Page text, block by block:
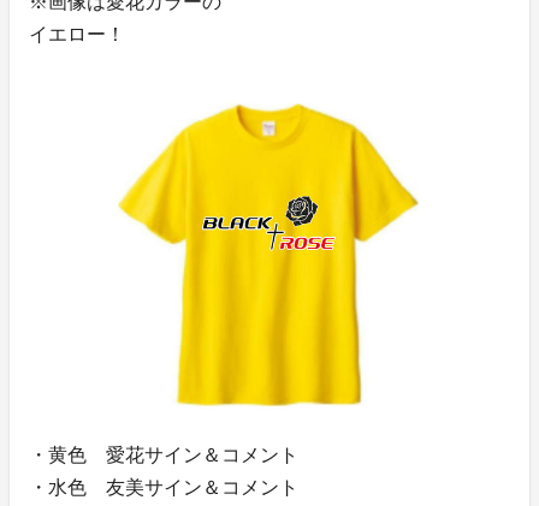
イエロー！
・黄色 愛花サイン＆コメント
・水色 友美サイン＆コメント